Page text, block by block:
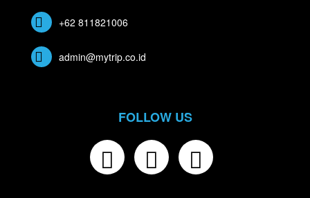
+62 811821006
admin@mytrip.co.id
FOLLOW US